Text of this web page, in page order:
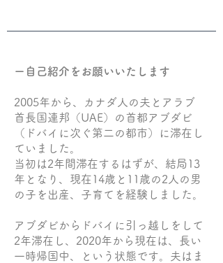
ー自己紹介をお願いいたします
2005年から、カナダ人の夫とアラブ
首長国連邦（UAE）の首都アブダビ
（ドバイに次ぐ第二の都市）に滞在し
ていました。
当初は2年間滞在するはずが、結局13
年となり、現在14歳と11歳の2人の男
の子を出産、子育てを経験しました。
アブダビからドバイに引っ越しをして
2年滞在し、2020年から現在は、長い
一時帰国中、という状態です。夫はま